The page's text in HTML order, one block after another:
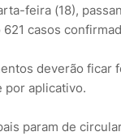
feira (18),
casos
deverão ficar
por aplicativo.
param de